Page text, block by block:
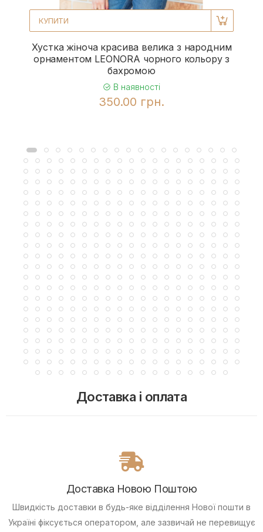
КУПИТИ
Хустка жіноча красива велика з народним
орнаментом LEONORA чорного кольору з
бахромою
В наявності
350.00 грн.
Доставка і оплата
Доставка Новою Поштою
Швидкість доставки в будь-яке відділення Нової пошти в
Україні фіксується оператором, але зазвичай не перевищує